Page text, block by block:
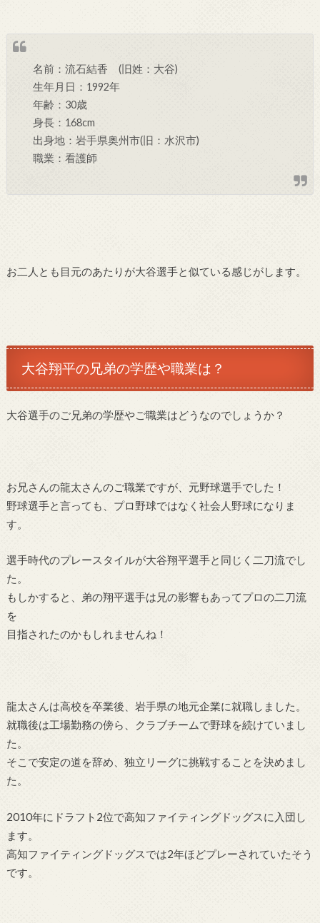
名前：流石結香 (旧姓：大谷)
生年月日：1992年
年齢：30歳
身長：168cm
出身地：岩手県奥州市(旧：水沢市)
職業：看護師
お二人とも目元のあたりが大谷選手と似ている感じがします。
大谷翔平の兄弟の学歴や職業は？
大谷選手のご兄弟の学歴やご職業はどうなのでしょうか？
お兄さんの龍太さんのご職業ですが、元野球選手でした！
野球選手と言っても、プロ野球ではなく社会人野球になりま
す。
選手時代のプレースタイルが大谷翔平選手と同じく二刀流でし
た。
もしかすると、弟の翔平選手は兄の影響もあってプロの二刀流
を
目指されたのかもしれませんね！
龍太さんは高校を卒業後、岩手県の地元企業に就職しました。
就職後は工場勤務の傍ら、クラブチームで野球を続けていまし
た。
そこで安定の道を辞め、独立リーグに挑戦することを決めまし
た。
2010年にドラフト2位で高知ファイティングドッグスに入団し
ます。
高知ファイティングドッグスでは2年ほどプレーされていたそう
です。